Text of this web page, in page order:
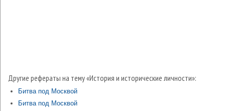
Другие рефераты на тему «История и исторические личности»:
Битва под Москвой
Битва под Москвой